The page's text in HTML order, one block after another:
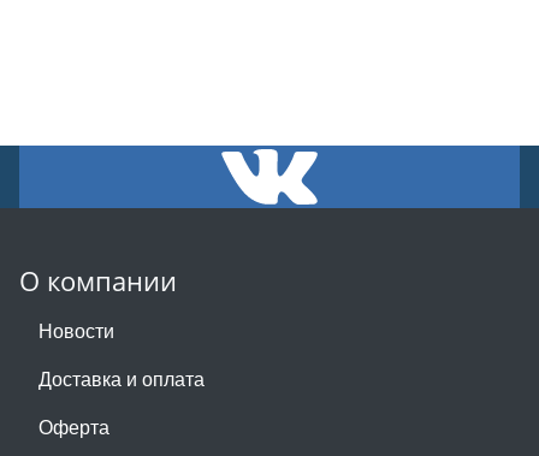
О компании
Новости
Доставка и оплата
Оферта